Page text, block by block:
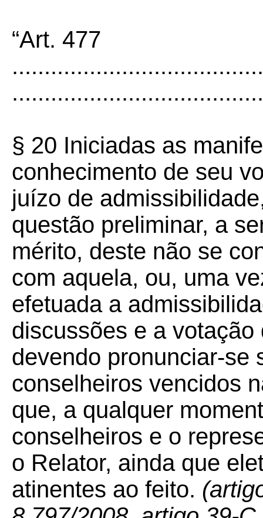
“Art. 477
§ 20 Iniciadas as
conhecimento de seu
juízo de
questão preliminar, a
mérito, deste não se
com aquela, ou, uma
efetuada a
discussões e a
devendo pronunciar-se
conselheiros vencidos
que, a qualquer
conselheiros e o
o Relator, ainda que
atinentes ao feito.